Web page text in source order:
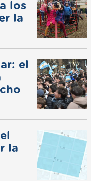
los
la
el
la